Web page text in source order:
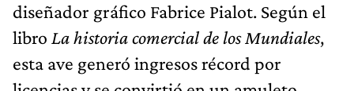
diseñador gráfico Fabrice Pialot. Según el
libro La historia comercial de los Mundiales,
esta ave generó ingresos récord por